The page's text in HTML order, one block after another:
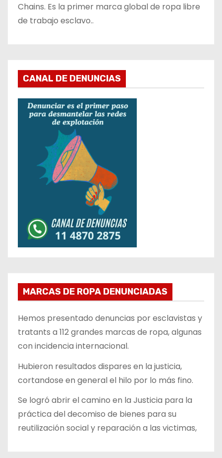
Chains. Es la primer marca global de ropa libre
de trabajo esclavo..
CANAL DE DENUNCIAS
MARCAS DE ROPA DENUNCIADAS
Hemos presentado denuncias por esclavistas y
tratants a 112 grandes marcas de ropa, algunas
con incidencia internacional.
Hubieron resultados dispares en la justicia,
cortandose en general el hilo por lo más fino.
Se logró abrir el camino en la Justicia para la
práctica del decomiso de bienes para su
reutilización social y reparación a las victimas,